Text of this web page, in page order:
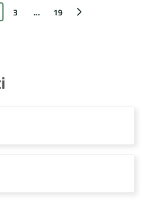
3 … 19
Pagina successiva